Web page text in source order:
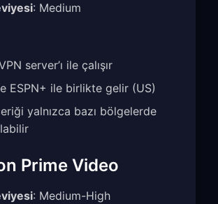
: Medium
server’ı ile çalışır
ESPN+ ile birlikte gelir (US)
yalnızca bazı bölgelerde
Prime Video
: Medium-High